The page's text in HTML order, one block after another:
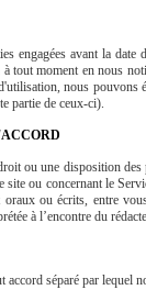
engagées avant la
tout moment en nous
nous pouvons
partie de ceux-ci).
ou une disposition
site ou concernant le
ou écrits, entre
à l’encontre du
accord séparé par